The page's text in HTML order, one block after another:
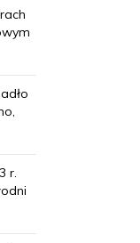
r.